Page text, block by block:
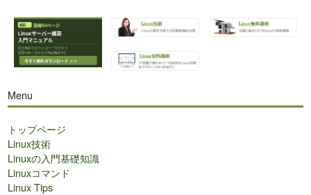
Menu
トップページ
Linux技術
Linuxの入門基礎知識
Linuxコマンド
Linux Tips